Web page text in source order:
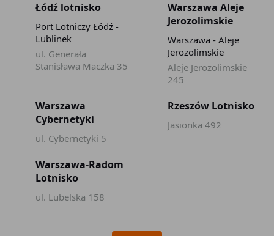
Łódź lotnisko
Port Lotniczy Łódź -
Lublinek
ul. Generała
Stanisława Maczka 35
Warszawa Aleje
Jerozolimskie
Warszawa - Aleje
Jerozolimskie
Aleje Jerozolimskie
245
Warszawa
Cybernetyki
ul. Cybernetyki 5
Rzeszów Lotnisko
Jasionka 492
Warszawa-Radom
Lotnisko
ul. Lubelska 158